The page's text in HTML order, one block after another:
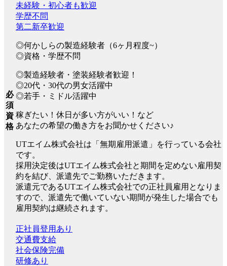
必
須
資
格
未経験・初心者も歓迎
学歴不問
第二新卒歓迎
◎何かしらの製造経験者（6ヶ月程度~）
◎資格・学歴不問
◎製造経験者・塗装経験者歓迎！
◎20代・30代の男女活躍中
◎若手・ミドル活躍中
稼ぎたい！休日が多い方がいい！など
あなたの希望の働き方をお聞かせください♪
UTエイム株式会社は「無期雇用派遣」を行っている会社
です。
採用決定後はUTエイム株式会社と期間を定めない雇用契
約を結び、派遣先でご勤務いただきます。
派遣元であるUTエイム株式会社での正社員雇用となりま
すので、派遣先で働いていない期間が発生した場合でも
雇用契約は継続されます。
正社員登用あり
交通費支給
社会保険完備
研修あり